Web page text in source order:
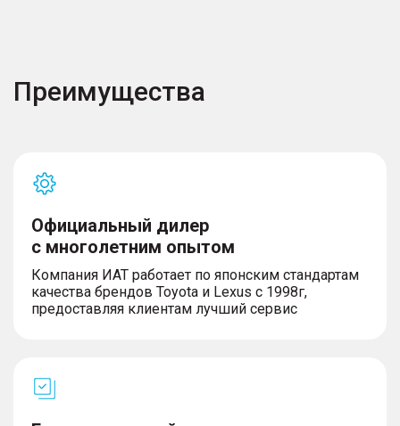
Преимущества
Официальный дилер
с многолетним опытом
Компания ИАТ работает по японским стандартам
качества брендов Toyota и Lexus с 1998г,
предоставляя клиентам лучший сервис